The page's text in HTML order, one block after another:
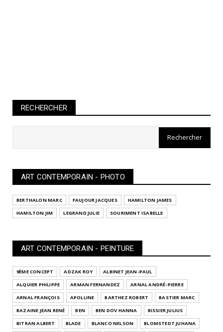
RECHERCHER
ART CONTEMPORAIN - PHOTO
BERTHALON MARC FAUJOUR JACQUES
HAMILTON JAMES
HAMILTON JIM
LEGRAND JULIE SOURIMENT ISABELLE
ART CONTEMPORAIN - PEINTURE
9ÈME CONCEPT ADZAK ROY
ALBINET JEAN-PAUL
ALQUIER PHILIPPE
ARMAN FERNANDEZ
ARNAL ANDRÉ-PIERRE
ARNAL FRANÇOIS
APOLLINE BARTHEZ ROBERT
BASTIER MARC
BAZAINE JEAN RENÉ
BEN BEN DOV HANNA
BISSIER JULIUS
BITRAN ALBERT
BLADE BLANCO NELSON
BLOMSTEDT JUHANA